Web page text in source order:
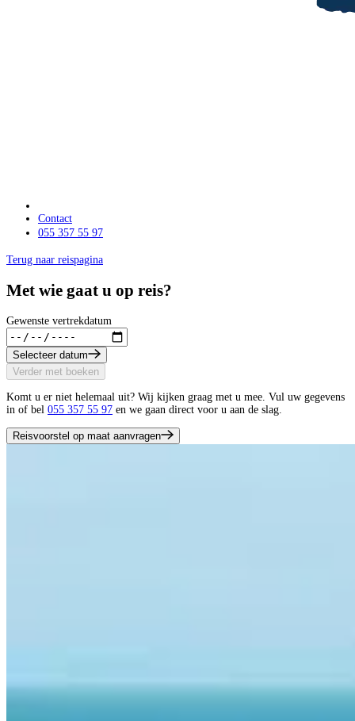
Contact
055 357 55 97
Terug naar reispagina
Met wie gaat u op reis?
Gewenste vertrekdatum
Selecteer datum
Verder met boeken
Komt u er niet helemaal uit? Wij kijken graag met u mee. Vul uw gegevens
in of bel 055 357 55 97 en we gaan direct voor u aan de slag.
Reisvoorstel op maat aanvragen